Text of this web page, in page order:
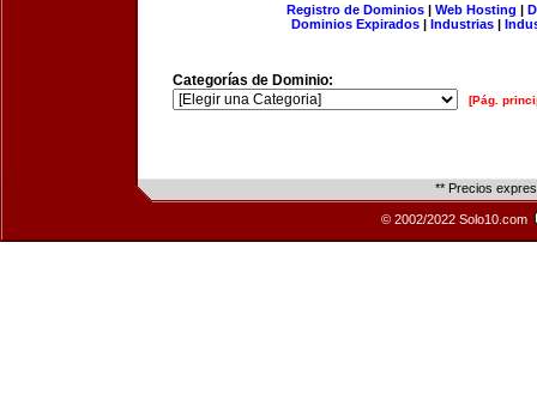
Registro de Dominios| Web Hosting |
Dominios Expirados | Industrias |
Categorías de Dominio:
[Pág.
** Precios
© 2002/2022 Solo10.com